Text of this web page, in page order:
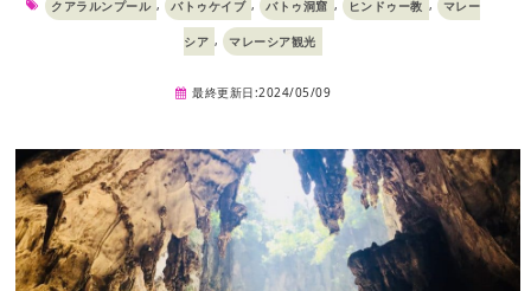
クアラルンプール , バトゥケイブ , バトゥ洞窟 , ヒンドゥー教 , マレー
シア , マレーシア観光
最終更新日:2024/05/09